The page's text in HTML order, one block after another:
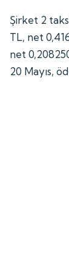
Şirket 2
TL, net
net
20 Mayıs,